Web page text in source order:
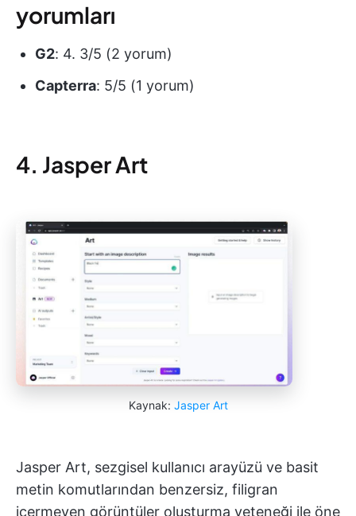
yorumları
G2: 4. 3/5 (2 yorum)
Capterra: 5/5 (1 yorum)
4. Jasper Art
Kaynak: Jasper Art
Jasper Art, sezgisel kullanıcı arayüzü ve basit
metin komutlarından benzersiz, filigran
içermeyen görüntüler oluşturma yeteneği ile öne